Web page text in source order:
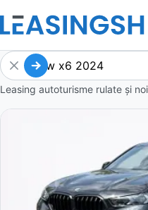
Leasing autoturisme rulate și